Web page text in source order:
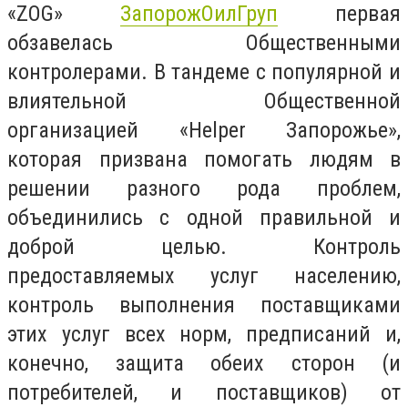
«ZOG» ЗапорожОилГруп первая
обзавелась Общественными
контролерами. В тандеме с популярной и
влиятельной Общественной
организацией «Helper Запорожье»,
которая призвана помогать людям в
решении разного рода проблем,
объединились с одной правильной и
доброй целью. Контроль
предоставляемых услуг населению,
контроль выполнения поставщиками
этих услуг всех норм, предписаний и,
конечно, защита обеих сторон (и
потребителей, и поставщиков) от